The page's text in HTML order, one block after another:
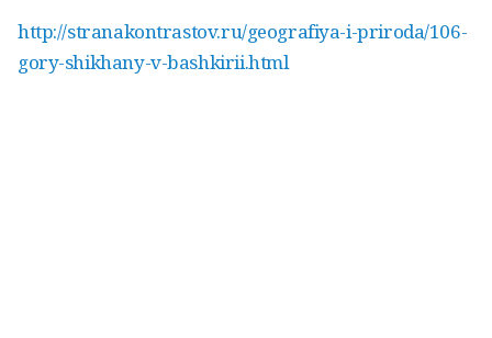
http://stranakontrastov.ru/geografiya-i-priroda/106-
gory-shikhany-v-bashkirii.html